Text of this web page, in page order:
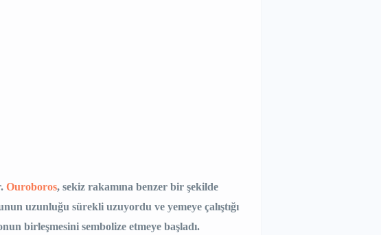
Ouroboros, sekiz rakamına benzer bir şekilde
uzunluğu sürekli uzuyordu ve yemeye çalıştığı
birleşmesini sembolize etmeye başladı.